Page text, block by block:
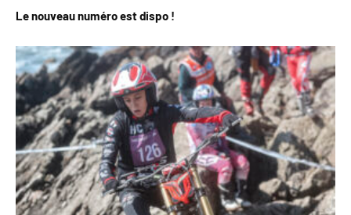
Le nouveau numéro est dispo !